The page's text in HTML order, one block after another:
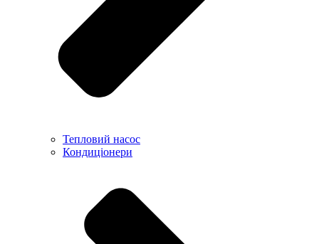
Тепловий насос
Кондиціонери